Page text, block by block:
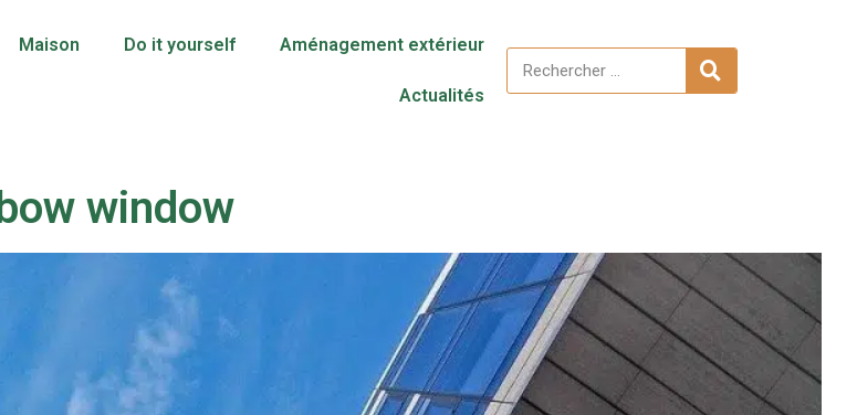
Maison Do it yourself Aménagement extérieur
Actualités
bow window